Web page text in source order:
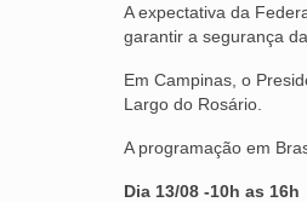
A expectativa da
garantir a segurança
Em Campinas, o
Largo do Rosário.
A programação em
Dia 13/08 -10h as 16h